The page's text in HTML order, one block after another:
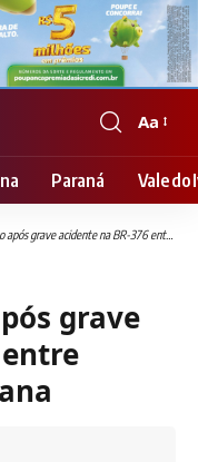
Font
Resizer
Aa
Paraná Vale do
acidente na BR-376 entre Califórnia e Apucarana
grave